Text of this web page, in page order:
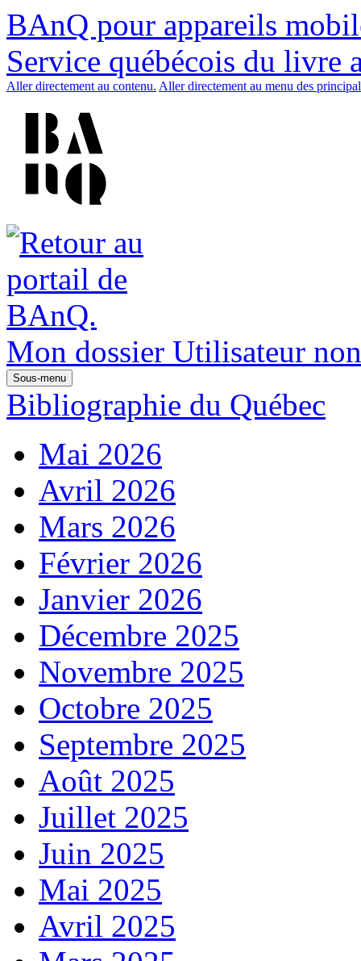
BAnQ pour appareils
Service québécois du livre
Aller directement au contenu. Aller directement au menu des
Mon dossier Utilisateur
Sous-menu
Bibliographie du Québec
Mai 2026
Avril 2026
Mars 2026
Février 2026
Janvier 2026
Décembre 2025
Novembre 2025
Octobre 2025
Septembre 2025
Août 2025
Juillet 2025
Juin 2025
Mai 2025
Avril 2025